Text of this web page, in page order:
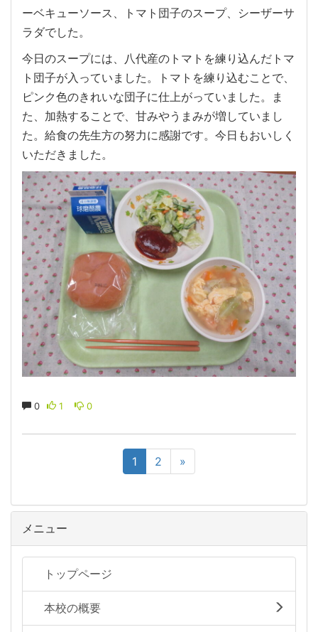
ーベキューソース、トマト団子のスープ、シーザーサ
ラダでした。
今日のスープには、八代産のトマトを練り込んだトマ
ト団子が入っていました。トマトを練り込むことで、
ピンク色のきれいな団子に仕上がっていました。ま
た、加熱することで、甘みやうまみが増していまし
た。給食の先生方の努力に感謝です。今日もおいしく
いただきました。
0 1 0
1 2 »
メニュー
トップページ
本校の概要